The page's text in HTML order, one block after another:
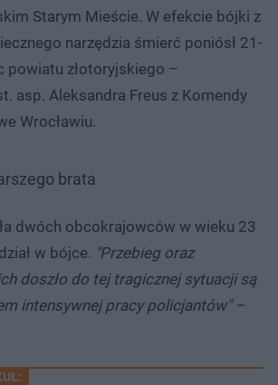
Starym Mieście. W efekcie bójki z
narzędzia śmierć poniósł 21-
powiatu złotoryjskiego –
asp. Aleksandra Freus z Komendy
Wrocławiu.
brata
dwóch obcokrajowców w wieku 23
w bójce. "Przebieg oraz
doszło do tej tragicznej sytuacji są
intensywnej pracy policjantów" –